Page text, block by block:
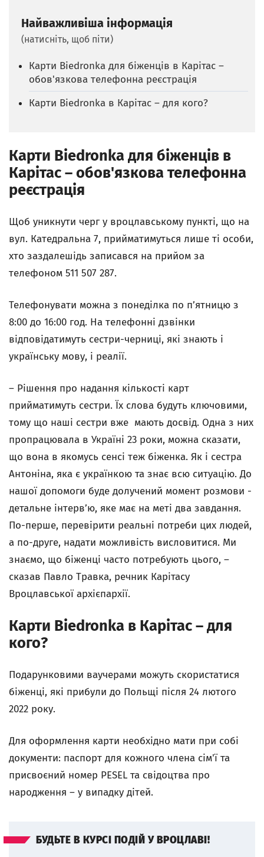
Найважливіша інформація
(натисніть, щоб піти)
Карти Biedronka для біженців в Карітас –
обов'язкова телефонна реєстрація
Карти Biedronka в Карітас – для кого?
Карти Biedronka для біженців в
Карітас – обов'язкова телефонна
реєстрація
Щоб уникнути черг у вроцлавському пункті, що на
вул. Катедральна 7, прийматимуться лише ті особи,
хто заздалешідь записався на прийом за
телефоном 511 507 287.
Телефонувати можна з понеділка по п’ятницю з
8:00 до 16:00 год. На телефонні дзвінки
відповідатимуть сестри-черниці, які знають і
українську мову, і реалії.
– Рішення про надання кількості карт
прийматимуть сестри. Їх слова будуть ключовими,
тому що наші сестри вже мають досвід. Одна з них
пропрацювала в Україні 23 роки, можна сказати,
що вона в якомусь сенсі теж біженка. Як і сестра
Антоніна, яка є українкою та знає всю ситуацію. До
нашої допомоги буде долучений момент розмови -
детальне інтерв’ю, яке має на меті два завдання.
По-перше, перевірити реальні потреби цих людей,
а по-друге, надати можливість висловитися. Ми
знаємо, що біженці часто потребують цього, –
сказав Павло Травка, речник Карітасу
Вроцлавської архієпархії.
Карти Biedronka в Карітас – для
кого?
Подарунковими ваучерами можуть скористатися
біженці, які прибули до Польщі після 24 лютого
2022 року.
Для оформлення карти необхідно мати при собі
документи: паспорт для кожного члена сім'ї та
присвоєний номер PESEL та свідоцтва про
народження – у випадку дітей.
БУДЬТЕ В КУРСІ ПОДІЙ У ВРОЦЛАВІ!